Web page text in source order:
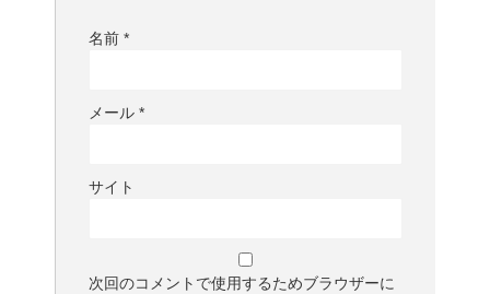
名前 *
メール *
サイト
次回のコメントで使用するためブラウザーに